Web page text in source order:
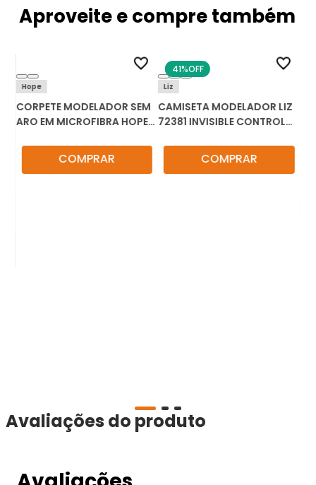
Aproveite e compre também
Hope
CORPETE MODELADOR SEM
ARO EM MICROFIBRA HOPE
COMPRAR
41%OFF
Liz
CAMISETA MODELADOR LIZ
72381 INVISIBLE CONTROL
COMPRAR
Avaliações do produto